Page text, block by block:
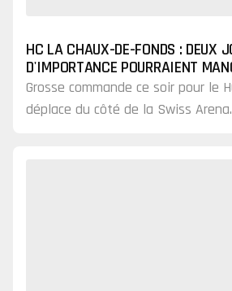
HC LA CHAUX-DE-FONDS : DEUX
D'IMPORTANCE POURRAIENT
KLOTEN
Grosse commande ce soir pour le
déplace du côté de la Swiss Arena.